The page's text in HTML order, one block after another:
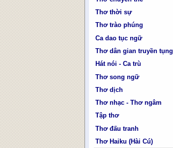
Thơ thời sự
Thơ trào phúng
Ca dao tục ngữ
Thơ dân gian truyền tụng
Hát nói - Ca trù
Thơ song ngữ
Thơ dịch
Thơ nhạc - Thơ ngâm
Tập thơ
Thơ đấu tranh
Thơ Haiku (Hài Cú)